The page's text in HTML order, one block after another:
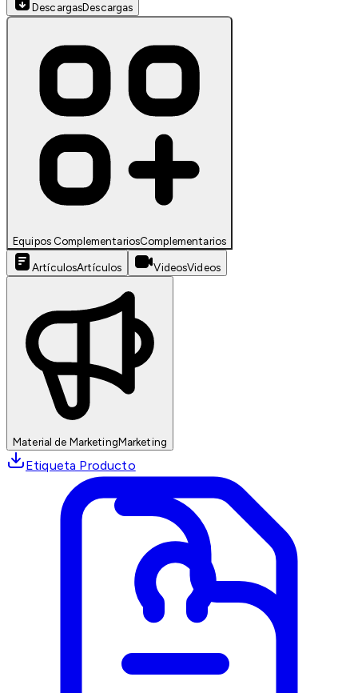
DescargasDescargas
Equipos ComplementariosComplementarios
ArtículosArtículos VideosVideos
Material de MarketingMarketing
Etiqueta Producto